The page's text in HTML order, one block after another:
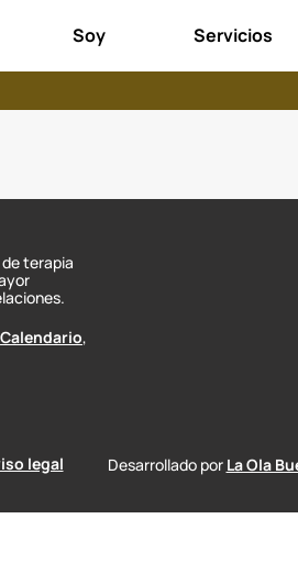
Soy Servicios
terapia
Calendario,
legal Desarrollado por La Ola